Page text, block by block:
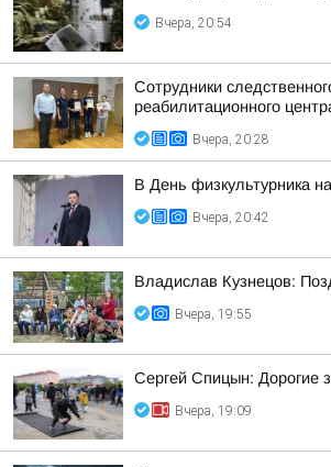
Вчера, 20:54
Сотрудники
реабилитационного
Вчера, 20:28
В День физкультурника
Вчера, 20:42
Владислав Кузнецов:
Вчера, 19:55
Сергей Спицын: Дорогие
Вчера, 19:09